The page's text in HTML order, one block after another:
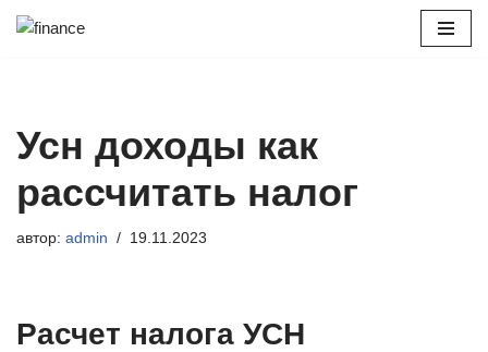
Усн доходы как
рассчитать налог
автор: admin 19.11.2023
Расчет налога УСН